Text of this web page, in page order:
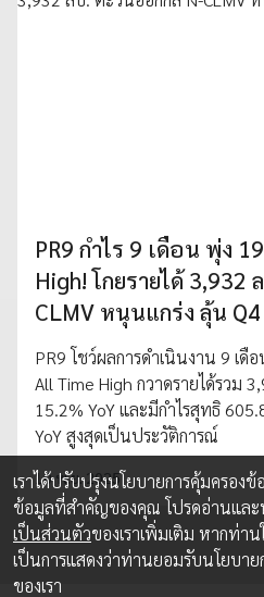
PR9 กำไร 9 เดือน พุ่ง
High! โกยรายได้ 3,932
CLMV หนุนแกร่ง ลุ้น
PR9 โชว์ผลการดำเนินงาน 9 เ
All Time High กวาดรายได้รวม
15.2% YoY และมีกำไรสุทธิ
YoY สูงสุดเป็นประวัติการณ์
10 พ.ย. 2025
เราได้ปรับปรุงนโยบายการคุ้มครอง
ข้อมูลที่สำคัญของคุณ โปรดอ่านและ
เป็นส่วนตัวของเราเพิ่มเติม หากท่า
เป็นการแสดงว่าท่านยอมรับนโยบา
ของเรา